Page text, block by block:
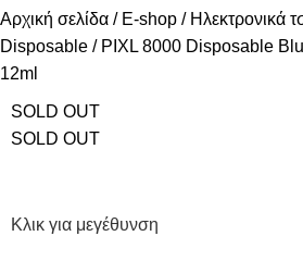
Αρχική σελίδα
E-shop
Ηλεκτρονικά
Disposable
PIXL 8000 Disposable
12ml
SOLD OUT
SOLD OUT
Κλικ για μεγέθυνση